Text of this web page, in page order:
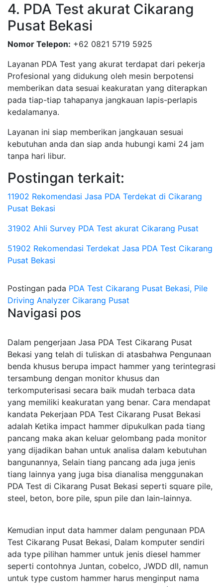
4. PDA Test akurat Cikarang
Pusat Bekasi
Nomor Telepon: +62 0821 5719 5925
Layanan PDA Test yang akurat terdapat dari pekerja
Profesional yang didukung oleh mesin berpotensi
memberikan data sesuai keakuratan yang diterapkan
pada tiap-tiap tahapanya jangkauan lapis-perlapis
kedalamanya.
Layanan ini siap memberikan jangkauan sesuai
kebutuhan anda dan siap anda hubungi kami 24 jam
tanpa hari libur.
Postingan terkait:
11902 Rekomendasi Jasa PDA Terdekat di Cikarang
Pusat Bekasi
31902 Ahli Survey PDA Test akurat Cikarang Pusat
51902 Rekomendasi Terdekat Jasa PDA Test Cikarang
Pusat Bekasi
Postingan pada PDA Test Cikarang Pusat Bekasi, Pile
Driving Analyzer Cikarang Pusat
Navigasi pos
Dalam pengerjaan Jasa PDA Test Cikarang Pusat
Bekasi yang telah di tuliskan di atasbahwa Pengunaan
benda khusus berupa impact hammer yang terintegrasi
tersambung dengan monitor khusus dan
terkomputerisasi secara baik mudah terbaca data
yang memiliki keakuratan yang benar. Cara mendapat
kandata Pekerjaan PDA Test Cikarang Pusat Bekasi
adalah Ketika impact hammer dipukulkan pada tiang
pancang maka akan keluar gelombang pada monitor
yang dijadikan bahan untuk analisa dalam kebutuhan
bangunannya, Selain tiang pancang ada juga jenis
tiang lainnya yang juga bisa dianalisa menggunakan
PDA Test di Cikarang Pusat Bekasi seperti square pile,
steel, beton, bore pile, spun pile dan lain-lainnya.
Kemudian input data hammer dalam pengunaan PDA
Test Cikarang Pusat Bekasi, Dalam komputer sendiri
ada type pilihan hammer untuk jenis diesel hammer
seperti contohnya Juntan, cobelco, JWDD dll, namun
untuk type custom hammer harus menginput nama